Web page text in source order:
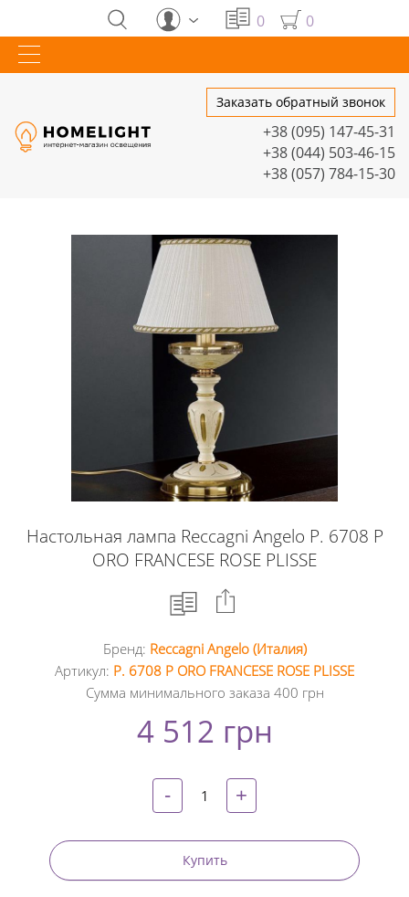
0 0
Заказать обратный звонок
+38 (095) 147-45-31
+38 (044) 503-46-15
+38 (057) 784-15-30
Настольная лампа Reccagni Angelo P. 6708 P
ORO FRANCESE ROSE PLISSE
Facebook
+
Pinterest
Бренд: Reccagni Angelo (Италия)
Артикул: P. 6708 P ORO FRANCESE ROSE PLISSE
Сумма минимального заказа 400 грн
4 512 грн
- +
Купить